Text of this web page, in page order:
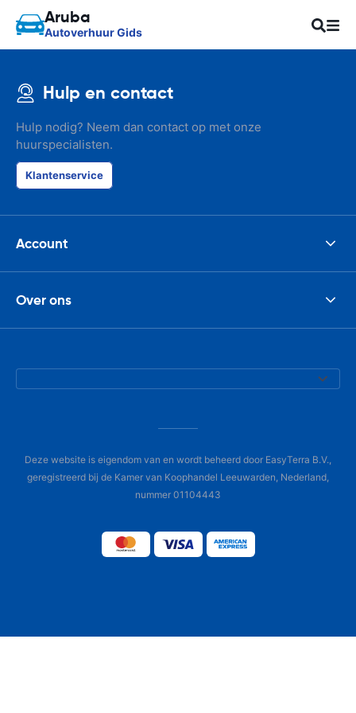
Aruba
Autoverhuur Gids
Hulp en contact
Hulp nodig? Neem dan contact op met onze
huurspecialisten.
Klantenservice
Account
Over ons
Deze website is eigendom van en wordt beheerd door EasyTerra B.V.,
geregistreerd bij de Kamer van Koophandel Leeuwarden, Nederland,
nummer 01104443